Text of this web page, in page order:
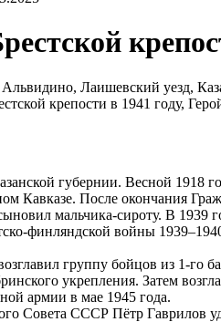
Лаишевский уезд,
крепости в 1941 году,
губернии. Весной
Кавказе. После окончания
мальчика-сироту. В
финляндской войны
группу бойцов из 1-го
укрепления. Затем
армии в мае 1945 года.
Совета СССР Пётр Гаврилов